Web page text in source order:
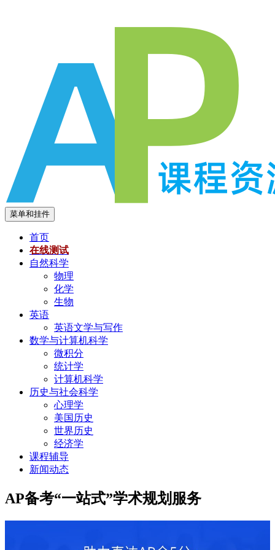
菜单和挂件
首页
在线测试
自然科学
物理
化学
生物
英语
英语文学与写作
数学与计算机科学
微积分
统计学
计算机科学
历史与社会科学
心理学
美国历史
世界历史
经济学
课程辅导
新闻动态
AP备考“一站式”学术规划服务